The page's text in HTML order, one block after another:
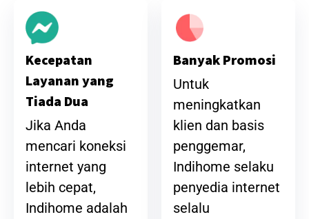
Kecepatan
Layanan yang
Tiada Dua
Jika Anda
mencari koneksi
internet yang
lebih cepat,
Indihome adalah
Banyak Promosi
Untuk
meningkatkan
klien dan basis
penggemar,
Indihome selaku
penyedia internet
selalu